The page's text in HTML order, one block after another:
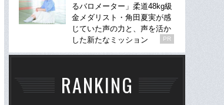
るバロメーター」柔道48kg級
金メダリスト・角田夏実が感
じていた声の力と、声を活か
した新たなミッション
PR
RANKING